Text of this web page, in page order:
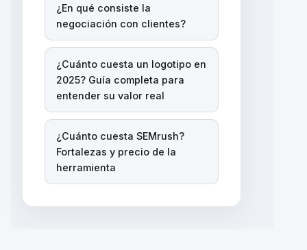
¿En qué consiste la
negociación con clientes?
¿Cuánto cuesta un logotipo en
2025? Guía completa para
entender su valor real
¿Cuánto cuesta SEMrush?
Fortalezas y precio de la
herramienta